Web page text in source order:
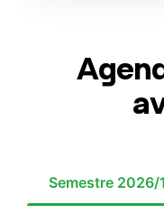
Semestre 2026/1